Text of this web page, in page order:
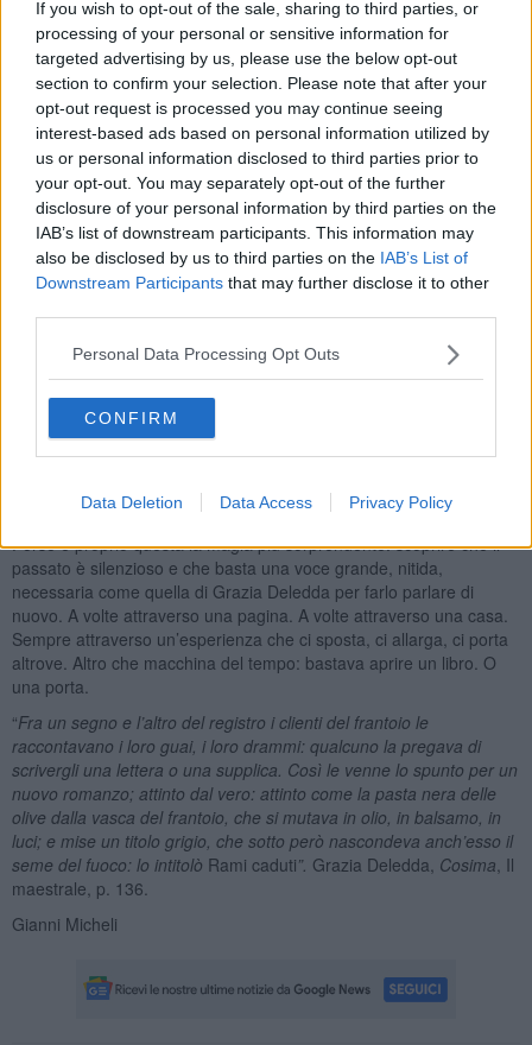
If you wish to opt-out of the sale, sharing to third parties, or
processing of your personal or sensitive information for
targeted advertising by us, please use the below opt-out
section to confirm your selection. Please note that after your
opt-out request is processed you may continue seeing
interest-based ads based on personal information utilized by
us or personal information disclosed to third parties prior to
your opt-out. You may separately opt-out of the further
disclosure of your personal information by third parties on the
IAB’s list of downstream participants. This information may
also be disclosed by us to third parties on the IAB’s List of
Downstream Participants that may further disclose it to other
Personal Data Processing Opt Outs
CONFIRM
Data Deletion Data Access Privacy Policy
luci di un mondo che la scrittrice ha saputo trasformare in
letteratura. Una visita così permette più di un viaggio: dentro una
casa, certo, ma anche fuori da qualsiasi muro. Dentro una memoria
culturale, dentro una geografia dell’anima, dentro quel tempo
lontano che nei libri continua a respirare.
Per la Generazione X questo viaggio ha qualcosa di personale. È il
privilegio di appartenere all’ultima generazione che abbia ancora
sentito l’eco diretta di quel mondo senza averci abitato davvero.
Quella che ha conosciuto la modernità prima che diventasse totale,
e che quindi, leggendo Deledda, non percepisce solo una distanza
storica ma anche una vibrazione familiare. Come se tra la pagina e
il lettore si tendesse un ponte fatto di memoria culturale e memoria
domestica.
Leggo Deledda e non avverto solo il racconto di un’altra epoca, ma
la sua accessibilità. L’effetto è quasi miracoloso. È come varcare
una soglia e trovarsi in un’Italia di campi e cortili, di fuoco e polvere,
di stagioni che dettano legge e di oggetti che hanno ancora un
E a Nuoro, quella soglia si può perfino toccare.
Forse è proprio questa la magia più sorprendente: scoprire che il
passato è silenzioso e che basta una voce grande, nitida,
necessaria come quella di Grazia Deledda per farlo parlare di
nuovo. A volte attraverso una pagina. A volte attraverso una casa.
Sempre attraverso un’esperienza che ci sposta, ci allarga, ci porta
altrove. Altro che macchina del tempo: bastava aprire un libro. O
una porta.
“Fra un segno e l’altro del registro i clienti del frantoio le
raccontavano i loro guai, i loro drammi: qualcuno la pregava di
scrivergli una lettera o una supplica. Così le venne lo spunto per un
nuovo romanzo; attinto dal vero: attinto come la pasta nera delle
olive dalla vasca del frantoio, che si mutava in olio, in balsamo, in
luci; e mise un titolo grigio, che sotto però nascondeva anch’esso il
seme del fuoco: lo intitolò Rami caduti”. Grazia Deledda, Cosima , Il
maestrale, p. 136.
Gianni Micheli